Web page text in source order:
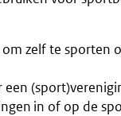
zelf te sporten
in of op de